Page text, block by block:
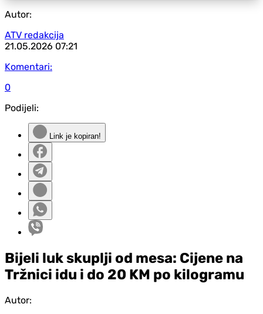
Autor:
ATV redakcija
21.05.2026 07:21
Komentari:
0
Podijeli:
Link je kopiran!
Bijeli luk skuplji od mesa: Cijene na
Tržnici idu i do 20 KM po kilogramu
Autor: